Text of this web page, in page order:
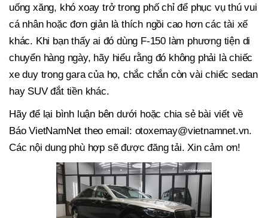
uống xăng, khó xoay trở trong phố chỉ để phục vụ thú vui
cá nhân hoặc đơn giản là thích ngồi cao hơn các tài xế
khác. Khi bạn thấy ai đó dùng F-150 làm phương tiện di
chuyển hàng ngày, hãy hiểu rằng đó không phải là chiếc
xe duy trong gara của họ, chắc chắn còn vài chiếc sedan
hay SUV đắt tiền khác.
Hãy để lại bình luận bên dưới hoặc chia sẻ bài viết về
Báo VietNamNet theo email: otoxemay@vietnamnet.vn.
Các nội dung phù hợp sẽ được đăng tải. Xin cảm ơn!